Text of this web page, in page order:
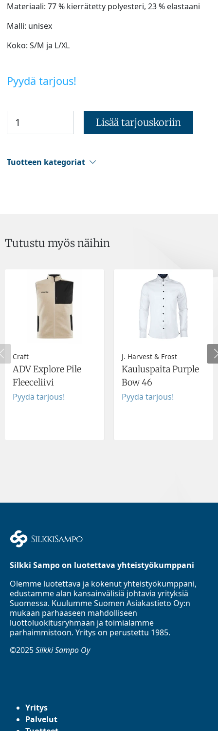
Materiaali: 77 % kierrätetty polyesteri, 23 % elastaani
Malli: unisex
Koko: S/M ja L/XL
Pyydä tarjous!
Lisää tarjouskoriin
Tuotteen kategoriat
Tutustu myös näihin
Craft
ADV Explore Pile
Fleeceliivi
Pyydä tarjous!
J. Harvest & Frost
Kauluspaita Purple
Bow 46
Pyydä tarjous!
Silkki Sampo on luotettava yhteistyökumppani
Olemme luotettava ja kokenut yhteistyökumppani,
edustamme alan kansainvälisiä johtavia yrityksiä
Suomessa. Kuulumme Suomen Asiakastieto Oy:n
mukaan parhaaseen mahdolliseen
luottoluokitusryhmään ja toimialamme
parhaimmistoon. Yritys on perustettu 1985.
©2025Silkki Sampo Oy
Yritys
Palvelut